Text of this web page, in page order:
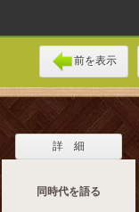
前を表示
詳 細
同時代を語る